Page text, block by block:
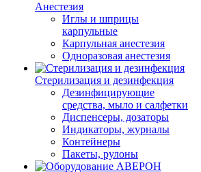
Анестезия
Иглы и шприцы
карпульные
Карпульная анестезия
Одноразовая анестезия
Стерилизация и дезинфекция
Дезинфицирующие
средства, мыло и салфетки
Диспенсеры, дозаторы
Индикаторы, журналы
Контейнеры
Пакеты, рулоны